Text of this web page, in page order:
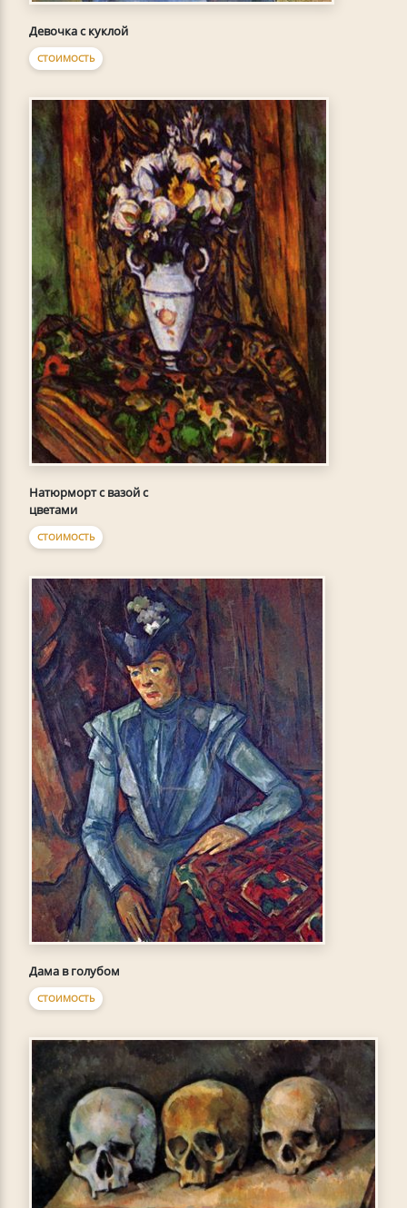
Девочка с куклой
СТОИМОСТЬ
Натюрморт с вазой с
цветами
СТОИМОСТЬ
Дама в голубом
СТОИМОСТЬ